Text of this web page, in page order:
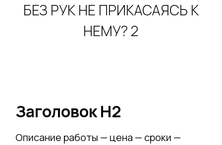
БЕЗ РУК НЕ ПРИКАСАЯСЬ К
НЕМУ? 2
Заголовок Н2
Описание работы — цена — сроки —